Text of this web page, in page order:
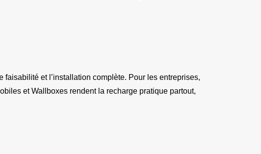
et l’installation complète. Pour les entreprises,
et Wallboxes rendent la recharge pratique partout,